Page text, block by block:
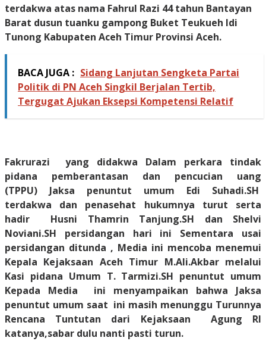
terdakwa atas nama Fahrul Razi 44 tahun Bantayan
Barat dusun tuanku gampong Buket Teukueh Idi
Tunong Kabupaten Aceh Timur Provinsi Aceh.
BACA JUGA : Sidang Lanjutan Sengketa Partai
Politik di PN Aceh Singkil Berjalan Tertib,
Tergugat Ajukan Eksepsi Kompetensi Relatif
Fakrurazi yang didakwa Dalam perkara tindak
pidana pemberantasan dan pencucian uang
(TPPU) Jaksa penuntut umum Edi Suhadi.SH
terdakwa dan penasehat hukumnya turut serta
hadir Husni Thamrin Tanjung.SH dan Shelvi
Noviani.SH persidangan hari ini Sementara usai
persidangan ditunda , Media ini mencoba menemui
Kepala Kejaksaan Aceh Timur M.Ali.Akbar melalui
Kasi pidana Umum T. Tarmizi.SH penuntut umum
Kepada Media ini menyampaikan bahwa Jaksa
penuntut umum saat ini masih menunggu Turunnya
Rencana Tuntutan dari Kejaksaan Agung RI
katanya,sabar dulu nanti pasti turun.